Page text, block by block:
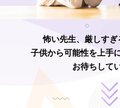
怖い先生、厳しすぎ
子供から可能性を上手
お待ちして